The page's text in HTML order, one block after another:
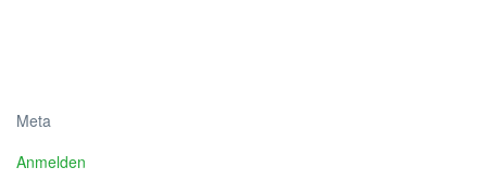
Meta
Anmelden